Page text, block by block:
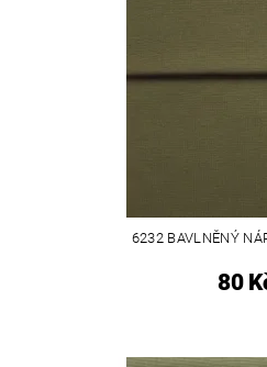
6232 BAVLNĚNÝ
80